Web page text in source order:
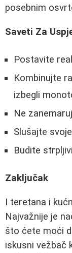
posebnim
Saveti Za
Postavite
Kombinujte
izbegli
Ne
Slušajte
Budite
Zaključak
I teretana i
Najvažnije je
što ćete moći
iskusni vežbač